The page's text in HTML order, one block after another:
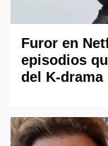
Furor en
episodios
del K-drama